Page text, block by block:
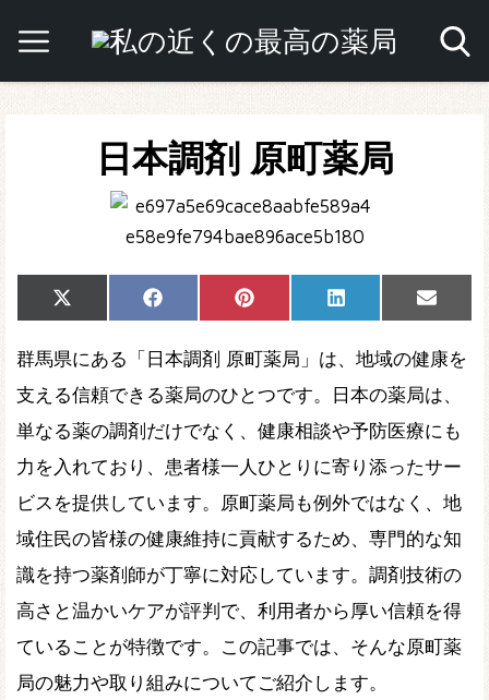
日本調剤 原町薬局
Share
on
X
(Twitter)
Share
on
Facebook Share
on
Pinterest Share
on
LinkedIn
Share
on
Email
群馬県にある「日本調剤 原町薬局」は、地域の健康を
支える信頼できる薬局のひとつです。日本の薬局は、
単なる薬の調剤だけでなく、健康相談や予防医療にも
力を入れており、患者様一人ひとりに寄り添ったサー
ビスを提供しています。原町薬局も例外ではなく、地
域住民の皆様の健康維持に貢献するため、専門的な知
識を持つ薬剤師が丁寧に対応しています。調剤技術の
高さと温かいケアが評判で、利用者から厚い信頼を得
ていることが特徴です。この記事では、そんな原町薬
局の魅力や取り組みについてご紹介します。